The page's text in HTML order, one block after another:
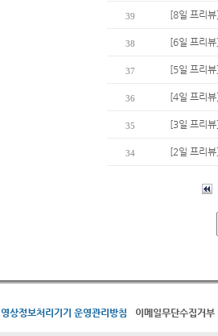
39 [8일 프리
38 [6일 프리
37 [5일 프리
36 [4일 프리
35 [3일 프리
34 [2일 프리
영상정보처리기기 운영관리방침 이메일무단수집거부